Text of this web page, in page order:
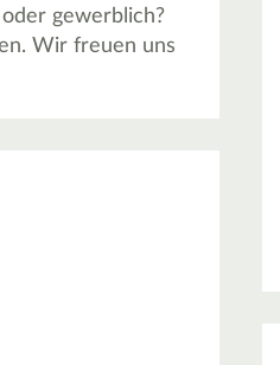
gewerblich?
Wir freuen uns